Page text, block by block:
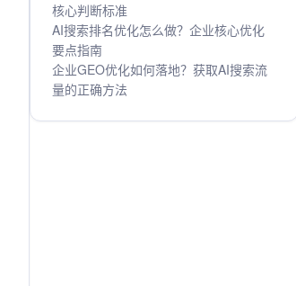
核心判断标准
AI搜索排名优化怎么做？企业核心优化
要点指南
企业GEO优化如何落地？获取AI搜索流
量的正确方法